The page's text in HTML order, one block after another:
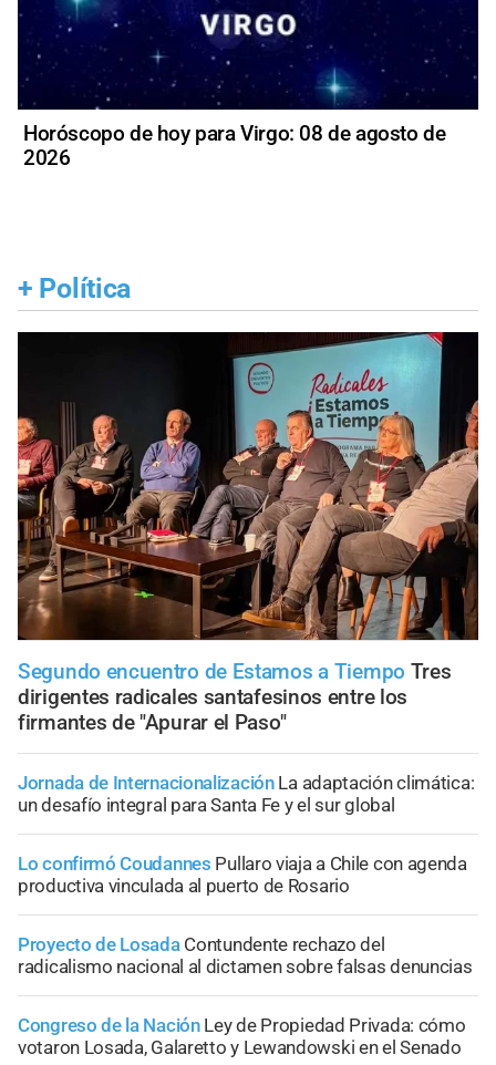
Horóscopo de hoy para Virgo: 08 de agosto de
2026
+ Política
Segundo encuentro de Estamos a Tiempo Tres
dirigentes radicales santafesinos entre los
firmantes de "Apurar el Paso"
Jornada de Internacionalización La adaptación climática:
un desafío integral para Santa Fe y el sur global
Lo confirmó Coudannes Pullaro viaja a Chile con agenda
productiva vinculada al puerto de Rosario
Proyecto de Losada Contundente rechazo del
radicalismo nacional al dictamen sobre falsas denuncias
Congreso de la Nación Ley de Propiedad Privada: cómo
votaron Losada, Galaretto y Lewandowski en el Senado